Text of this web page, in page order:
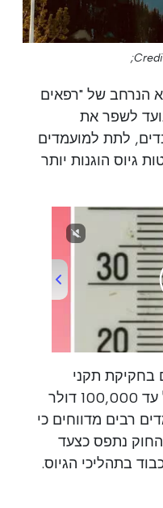
הנרחב של "רפאים
לשפר את
לתת למועמדים
גיוס הוגנות יותר
00:00/
בחקיקת תקני
התעסוקה, מאפשר קנסות של עד 100,000 דולר
רבים מדווחים כי
נתפס כצעד
בתהליכי הגיוס.